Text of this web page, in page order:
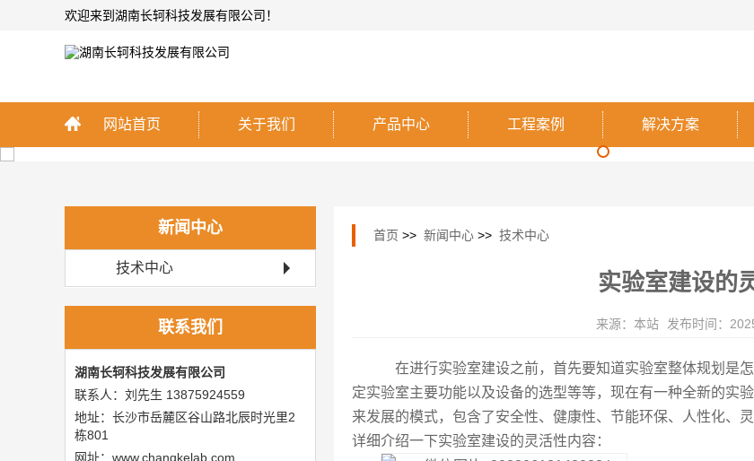
欢迎来到湖南长轲科技发展有限公司！
网站首页 关于我们 产品中心 工程案例 解决方案
新闻中心
技术中心
联系我们
湖南长轲科技发展有限公司
联系人：刘先生 13875924559
地址：长沙市岳麓区谷山路北辰时光里2
栋801
网址：www.changkelab.com
首页 >> 新闻中心 >> 技术中心
实验室建设的
来源：本站 发布时间：
在进行实验室建设之前，首先要知道实验室整体规划是
定实验室主要功能以及设备的选型等等，现在有一种全新的实
来发展的模式，包含了安全性、健康性、节能环保、人性化、
详细介绍一下实验室建设的灵活性内容：